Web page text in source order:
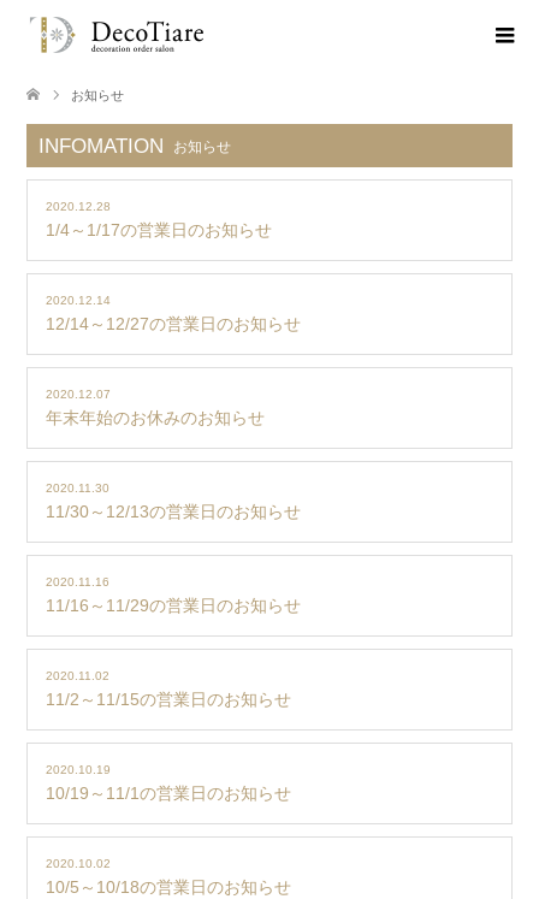
お知らせ
INFOMATION お知らせ
2020.12.28
1/4～1/17の営業日のお知らせ
2020.12.14
12/14～12/27の営業日のお知らせ
2020.12.07
年末年始のお休みのお知らせ
2020.11.30
11/30～12/13の営業日のお知らせ
2020.11.16
11/16～11/29の営業日のお知らせ
2020.11.02
11/2～11/15の営業日のお知らせ
2020.10.19
10/19～11/1の営業日のお知らせ
2020.10.02
10/5～10/18の営業日のお知らせ